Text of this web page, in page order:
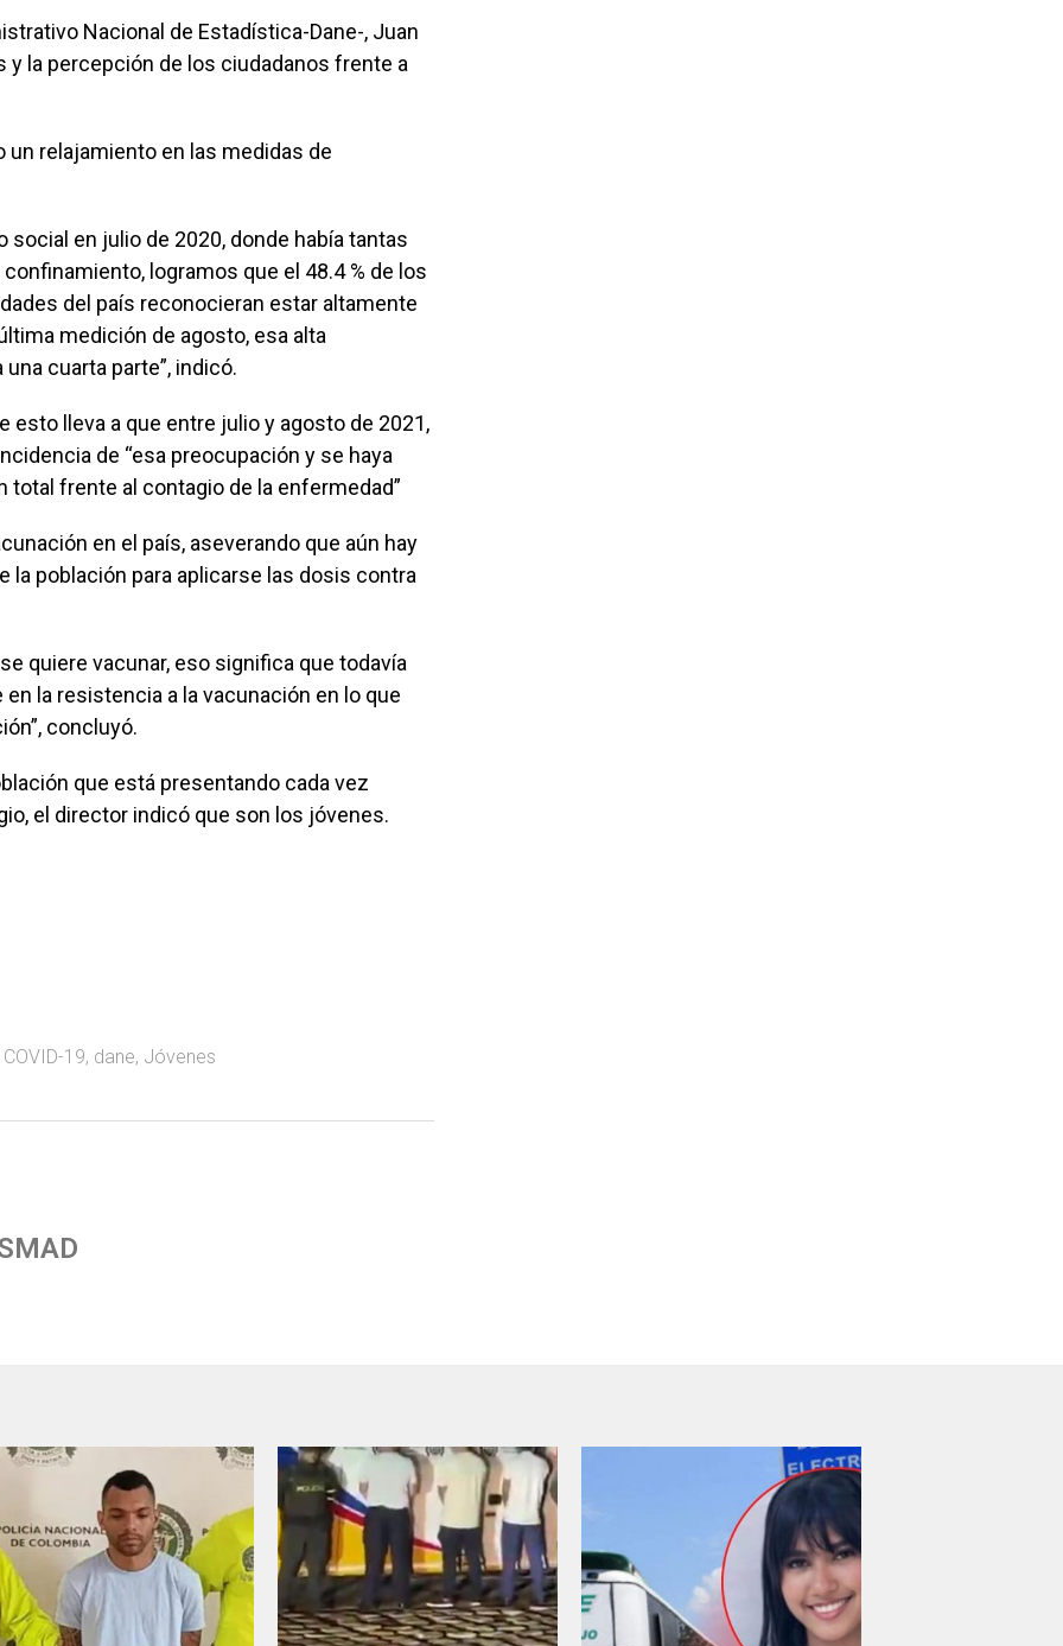
Nacional de Estadística-Dane-, Juan
y la percepción de los ciudadanos frente a
relajamiento en las medidas de
social en julio de 2020, donde había tantas
logramos que el 48.4 % de los
del país reconocieran estar altamente
medición de agosto, esa alta
cuarta parte”, indicó.
esto lleva a que entre julio y agosto de 2021,
de “esa preocupación y se haya
frente al contagio de la enfermedad”
en el país, aseverando que aún hay
la población para aplicarse las dosis contra
quiere vacunar, eso significa que todavía
la resistencia a la vacunación en lo que
concluyó.
que está presentando cada vez
el director indicó que son los jóvenes.
COVID-19, dane, Jóvenes